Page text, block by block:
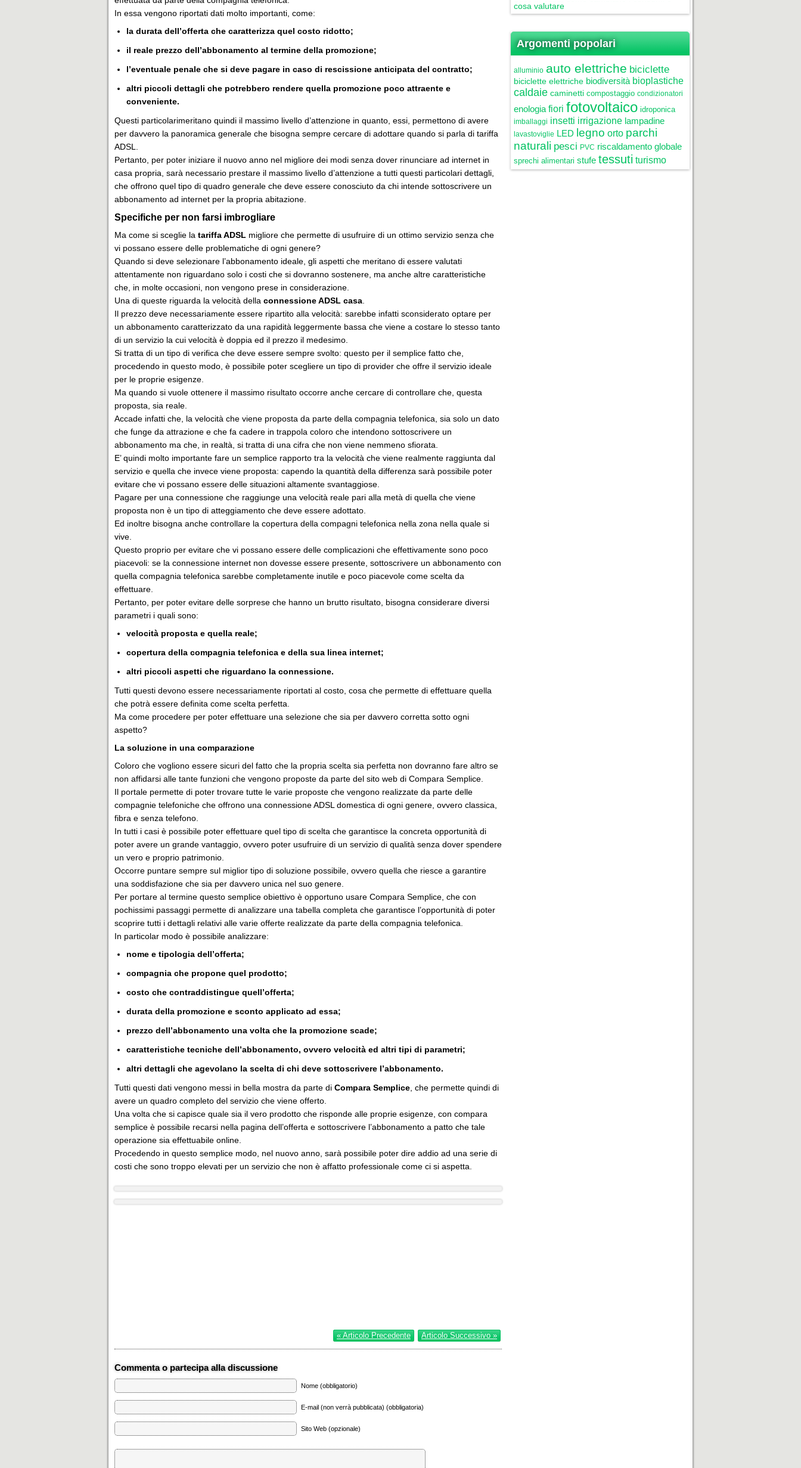
In essa vengono riportati dati molto importanti, come:
la durata dell’offerta che caratterizza quel costo ridotto;
il reale prezzo dell’abbonamento al termine della promozione;
l’eventuale penale che si deve pagare in caso di rescissione anticipata del contratto;
altri piccoli dettagli che potrebbero rendere quella promozione poco attraente e
conveniente.
Questi particolarimeritano quindi il massimo livello d’attenzione in quanto, essi, permettono di avere
per davvero la panoramica generale che bisogna sempre cercare di adottare quando si parla di tariffa
ADSL.
Pertanto, per poter iniziare il nuovo anno nel migliore dei modi senza dover rinunciare ad internet in
casa propria, sarà necessario prestare il massimo livello d’attenzione a tutti questi particolari dettagli,
che offrono quel tipo di quadro generale che deve essere conosciuto da chi intende sottoscrivere un
abbonamento ad internet per la propria abitazione.
Specifiche per non farsi imbrogliare
Ma come si sceglie la tariffa ADSL migliore che permette di usufruire di un ottimo servizio senza che
vi possano essere delle problematiche di ogni genere?
Quando si deve selezionare l’abbonamento ideale, gli aspetti che meritano di essere valutati
attentamente non riguardano solo i costi che si dovranno sostenere, ma anche altre caratteristiche
che, in molte occasioni, non vengono prese in considerazione.
Una di queste riguarda la velocità della connessione ADSL casa
Il prezzo deve necessariamente essere ripartito alla velocità: sarebbe infatti sconsiderato optare per
un abbonamento caratterizzato da una rapidità leggermente bassa che viene a costare lo stesso tanto
di un servizio la cui velocità è doppia ed il prezzo il medesimo.
Si tratta di un tipo di verifica che deve essere sempre svolto: questo per il semplice fatto che,
procedendo in questo modo, è possibile poter scegliere un tipo di provider che offre il servizio ideale
per le proprie esigenze.
Ma quando si vuole ottenere il massimo risultato occorre anche cercare di controllare che, questa
proposta, sia reale.
Accade infatti che, la velocità che viene proposta da parte della compagnia telefonica, sia solo un dato
che funge da attrazione e che fa cadere in trappola coloro che intendono sottoscrivere un
abbonamento ma che, in realtà, si tratta di una cifra che non viene nemmeno sfiorata.
E’ quindi molto importante fare un semplice rapporto tra la velocità che viene realmente raggiunta dal
servizio e quella che invece viene proposta: capendo la quantità della differenza sarà possibile poter
evitare che vi possano essere delle situazioni altamente svantaggiose.
Pagare per una connessione che raggiunge una velocità reale pari alla metà di quella che viene
proposta non è un tipo di atteggiamento che deve essere adottato.
Ed inoltre bisogna anche controllare la copertura della compagni telefonica nella zona nella quale si
vive.
Questo proprio per evitare che vi possano essere delle complicazioni che effettivamente sono poco
piacevoli: se la connessione internet non dovesse essere presente, sottoscrivere un abbonamento con
quella compagnia telefonica sarebbe completamente inutile e poco piacevole come scelta da
effettuare.
Pertanto, per poter evitare delle sorprese che hanno un brutto risultato, bisogna considerare diversi
parametri i quali sono:
velocità proposta e quella reale;
copertura della compagnia telefonica e della sua linea internet;
altri piccoli aspetti che riguardano la connessione.
Tutti questi devono essere necessariamente riportati al costo, cosa che permette di effettuare quella
che potrà essere definita come scelta perfetta.
Ma come procedere per poter effettuare una selezione che sia per davvero corretta sotto ogni
aspetto?
La soluzione in una comparazione
Coloro che vogliono essere sicuri del fatto che la propria scelta sia perfetta non dovranno fare altro se
non affidarsi alle tante funzioni che vengono proposte da parte del sito web di Compara Semplice.
Il portale permette di poter trovare tutte le varie proposte che vengono realizzate da parte delle
compagnie telefoniche che offrono una connessione ADSL domestica di ogni genere, ovvero classica,
fibra e senza telefono.
In tutti i casi è possibile poter effettuare quel tipo di scelta che garantisce la concreta opportunità di
poter avere un grande vantaggio, ovvero poter usufruire di un servizio di qualità senza dover spendere
un vero e proprio patrimonio.
Occorre puntare sempre sul miglior tipo di soluzione possibile, ovvero quella che riesce a garantire
una soddisfazione che sia per davvero unica nel suo genere.
Per portare al termine questo semplice obiettivo è opportuno usare Compara Semplice, che con
pochissimi passaggi permette di analizzare una tabella completa che garantisce l’opportunità di poter
scoprire tutti i dettagli relativi alle varie offerte realizzate da parte della compagnia telefonica.
In particolar modo è possibile analizzare:
nome e tipologia dell’offerta;
compagnia che propone quel prodotto;
costo che contraddistingue quell’offerta;
durata della promozione e sconto applicato ad essa;
prezzo dell’abbonamento una volta che la promozione scade;
caratteristiche tecniche dell’abbonamento, ovvero velocità ed altri tipi di parametri;
altri dettagli che agevolano la scelta di chi deve sottoscrivere l’abbonamento.
Tutti questi dati vengono messi in bella mostra da parte di Compara Semplice , che permette quindi di
avere un quadro completo del servizio che viene offerto.
Una volta che si capisce quale sia il vero prodotto che risponde alle proprie esigenze, con compara
semplice è possibile recarsi nella pagina dell’offerta e sottoscrivere l’abbonamento a patto che tale
operazione sia effettuabile online.
Procedendo in questo semplice modo, nel nuovo anno, sarà possibile poter dire addio ad una serie di
costi che sono troppo elevati per un servizio che non è affatto professionale come ci si aspetta.
« Articolo Precedente Articolo Successivo »
Commenta o partecipa alla discussione
Nome (obbligatorio)
E-mail (non verrà pubblicata) (obbligatoria)
Sito Web (opzionale)
cosa valutare
Argomenti popolari
alluminio auto elettriche biciclette
biciclette elettriche biodiversità bioplastiche
caldaie caminetti compostaggio condizionatori
enologia fiori fotovoltaico idroponica
imballaggi insetti irrigazione lampadine
lavastoviglie LED legno orto parchi
naturali pesci PVC riscaldamento globale
sprechi alimentari stufe tessuti turismo